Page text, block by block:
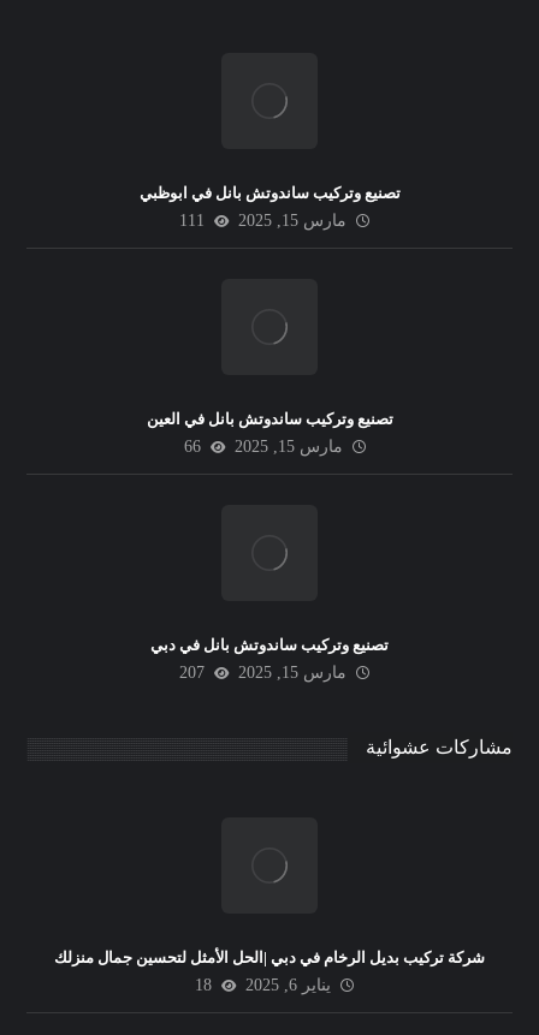
تصنيع وتركيب ساندوتش بانل في ابوظبي
مارس 15, 2025
111
تصنيع وتركيب ساندوتش بانل في العين
مارس 15, 2025
66
تصنيع وتركيب ساندوتش بانل في دبي
مارس 15, 2025
207
مشاركات عشوائية
شركة تركيب بديل الرخام في دبي |الحل الأمثل لتحسين جمال منزلك
يناير 6, 2025
18